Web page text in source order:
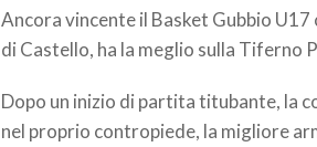
Ancora vincente il Basket Gubbio
di Castello, ha la meglio sulla Tiferno
Dopo un inizio di partita titubante, la
nel proprio contropiede, la migliore